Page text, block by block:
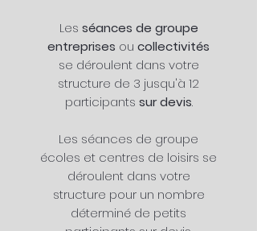
Les séances de groupe
entreprises ou collectivités
se déroulent dans votre
structure de 3 jusqu'à 12
participants sur devis.
Les séances de groupe
écoles et centres de loisirs se
déroulent dans votre
structure pour un nombre
déterminé de petits